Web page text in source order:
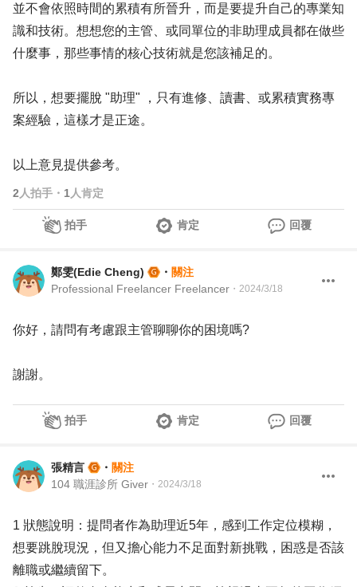
並不會依照時間的累積有所晉升，而是要提升自己的專業知
識和技術。想想您的主管、或同單位的非助理成員都在做些
什麼事，那些事情的核心技術就是您該補足的。
所以，想要擺脫 "助理" ，只有進修、讀書、或累積實務專
案經驗，這樣才是正途。
以上意見提供參考。
2 人拍手 ・ 1 人肯定
拍手 肯定 回覆
鄭雯(Edie Cheng) ・ 關注
Professional Freelancer Freelancer ・ 2024/3/18
你好，請問有考慮跟主管聊聊你的困境嗎?
謝謝。
拍手 肯定 回覆
張精言 ・ 關注
104 職涯診所 Giver ・ 2024/3/18
1 狀態說明：提問者作為助理近5年，感到工作定位模糊，
想要跳脫現況，但又擔心能力不足面對新挑戰，困惑是否該
離職或繼續留下。